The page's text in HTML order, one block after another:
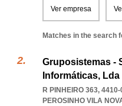
Ver empresa
Matches in the search
Gruposistemas -
Informáticas, Lda
R PINHEIRO 363, 4410-
PEROSINHO VILA